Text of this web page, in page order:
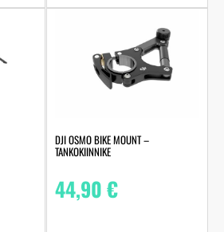
DJI OSMO BIKE MOUNT –
TANKOKIINNIKE
44,90€